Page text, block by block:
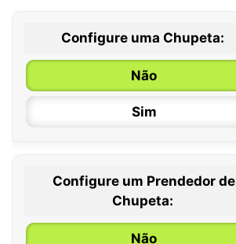
Configure uma Chupeta:
Não
Sim
0 / 6 meses
6 / 36 meses
Configure um Prendedor de
Chupeta:
Não